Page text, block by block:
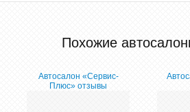
Похожие
Автосалон «Сервис-
Плюс» отзывы